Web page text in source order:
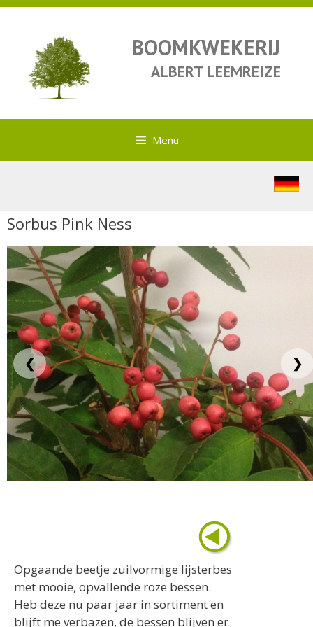
BOOMKWEKERIJ
ALBERT LEEMREIZE
Menu
Sorbus Pink Ness
❮ ❯
Opgaande beetje zuilvormige lijsterbes
met mooie, opvallende roze bessen.
Heb deze nu paar jaar in sortiment en
blijft me verbazen, de bessen blijven er